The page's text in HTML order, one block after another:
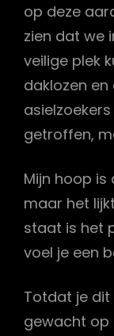
op deze
zien dat we
veilige plek
daklozen en
getroffen,
Mijn hoop
maar het
staat is het
voel je een
Totdat je dit
gewacht op